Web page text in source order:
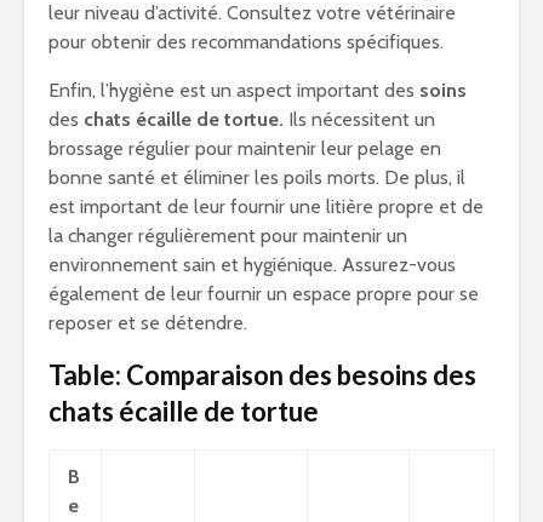
leur niveau d’activité. Consultez votre vétérinaire
pour obtenir des recommandations spécifiques.
Enfin, l’hygiène est un aspect important des soins
des chats écaille de tortue. Ils nécessitent un
brossage régulier pour maintenir leur pelage en
bonne santé et éliminer les poils morts. De plus, il
est important de leur fournir une litière propre et de
la changer régulièrement pour maintenir un
environnement sain et hygiénique. Assurez-vous
également de leur fournir un espace propre pour se
reposer et se détendre.
Table: Comparaison des besoins des
chats écaille de tortue
B
e